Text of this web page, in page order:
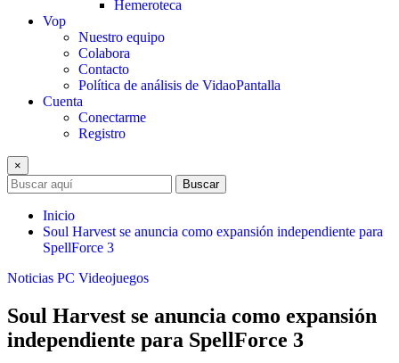
Hemeroteca
Vop
Nuestro equipo
Colabora
Contacto
Política de análisis de VidaoPantalla
Cuenta
Conectarme
Registro
×
Buscar
Inicio
Soul Harvest se anuncia como expansión independiente para
SpellForce 3
Noticias PC Videojuegos
Soul Harvest se anuncia como expansión
independiente para SpellForce 3